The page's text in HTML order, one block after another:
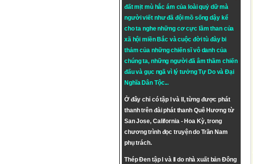
đất mịt mù hắc ám của loài quỷ dữ mà
người viết như đã đội mồ sống dậy kể
cho ta nghe những cơ cực lầm than của
xã hội miền Bắc và cuộc đời tù đày bi
thảm của những chiến sĩ vô danh của
chúng ta, những người đã âm thầm chiến
đấu và gục ngã vì lý tưởngTự DovàĐại
Nghĩa Dân Tộc...
Ở đây chỉ có tập I và II, từng được phát
thanh trên đài phát thanh Quê Hương từ
San Jose, California - Hoa Kỳ, trong
chương trình đọc truyện do Trần Nam
phụ trách.
Thép Đen tập I và II do nhà xuất bản Đông